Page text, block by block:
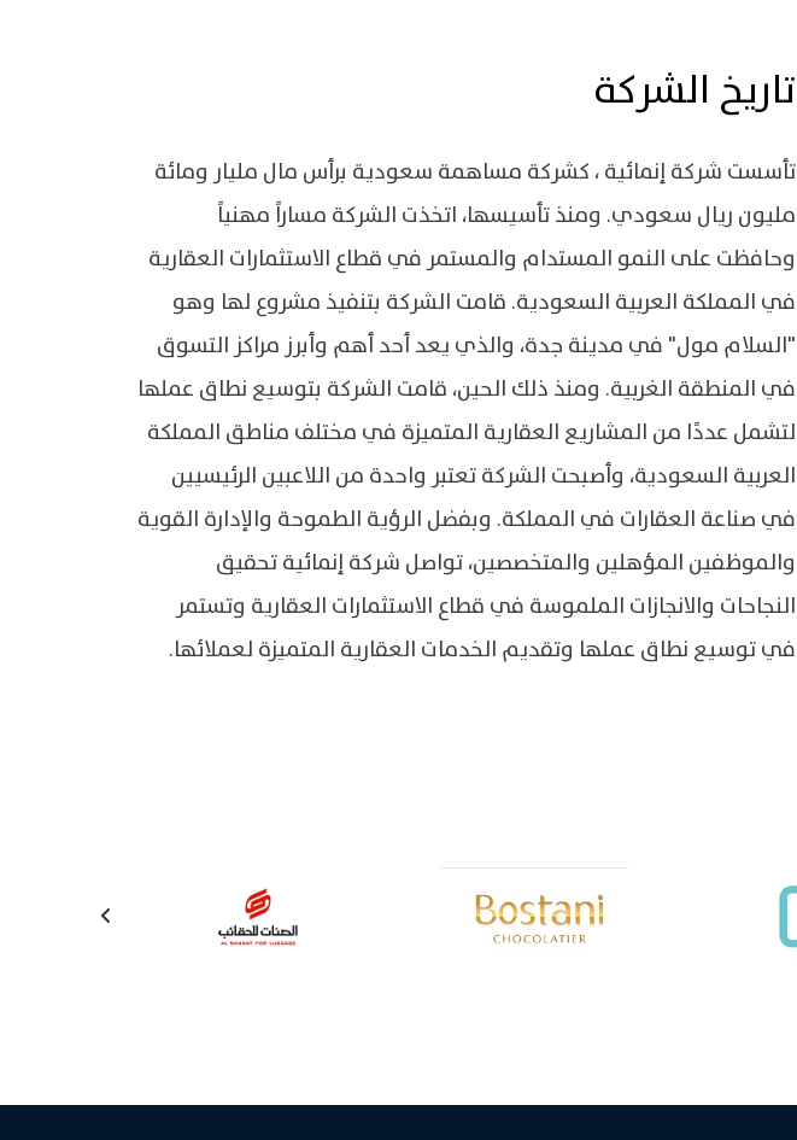
تاريخ الشركة
تأسست شركة إنمائية ، كشركة مساهمة سعودية برأس مال مليار ومائة
مليون ريال سعودي. ومنذ تأسيسها، اتخذت الشركة مساراً مهنياً
وحافظت على النمو المستدام والمستمر في قطاع الاستثمارات العقارية
في المملكة العربية السعودية. قامت الشركة بتنفيذ مشروع لها وهو
"السلام مول" في مدينة جدة، والذي يعد أحد أهم وأبرز مراكز التسوق
في المنطقة الغربية. ومنذ ذلك الحين، قامت الشركة بتوسيع نطاق عملها
لتشمل عددًا من المشاريع العقارية المتميزة في مختلف مناطق المملكة
العربية السعودية، وأصبحت الشركة تعتبر واحدة من اللاعبين الرئيسيين
في صناعة العقارات في المملكة. وبفضل الرؤية الطموحة والإدارة القوية
والموظفين المؤهلين والمتخصصين، تواصل شركة إنمائية تحقيق
النجاحات والانجازات الملموسة في قطاع الاستثمارات العقارية وتستمر
في توسيع نطاق عملها وتقديم الخدمات العقارية المتميزة لعملائها.